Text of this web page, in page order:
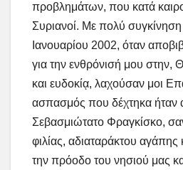
προβλημάτων, που κατά
Συριανοί. Με πολύ
Ιανουαρίου 2002, όταν
για την ενθρόνισή μου στην,
και ευδοκίᾳ, λαχούσαν μοι
ασπασμός που δέχτηκα ήταν
Σεβασμιώτατο Φραγκίσκο,
φιλίας, αδιαταράκτου αγάπης
την πρόοδο του νησιού μας